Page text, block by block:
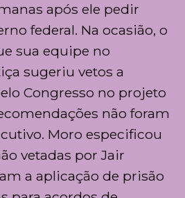
após ele pedir
federal. Na ocasião, o
sua equipe no
sugeriu vetos a
Congresso no projeto
não foram
Moro especificou
vetadas por Jair
a aplicação de prisão